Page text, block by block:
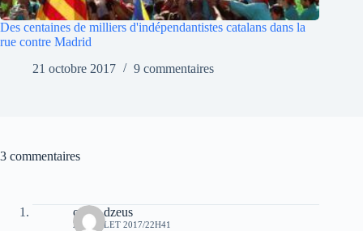
Des centaines de milliers d'indépendantistes catalans dans la
rue contre Madrid
21 octobre 2017
9 commentaires
3 commentaires
oziris dzeus
26 JUILLET 2017/22H41